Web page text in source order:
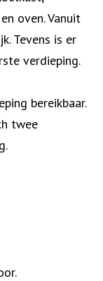
oven. Vanuit
Tevens is er
verdieping.
bereikbaar.
twee